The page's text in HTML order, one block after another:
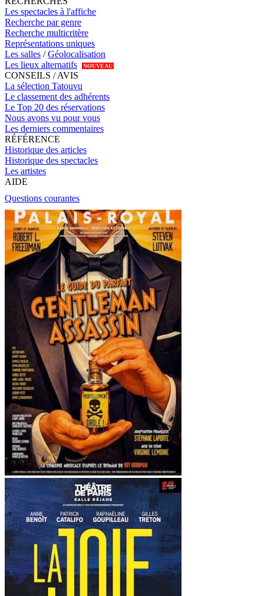
Les spectacles à l'affiche
Recherche par genre
Recherche multicritère
Représentations uniques
Les salles /Géolocalisation
Les lieux alternatifs
NOUVEAU
CONSEILS / AVIS
La sélection Tatouvu
Le classement des adhérents
Le Top 20 des réservations
Nous avons vu pour vous
Les derniers commentaires
RÉFÉRENCE
Historique des articles
Historique des spectacles
Les artistes
AIDE
Questions courantes